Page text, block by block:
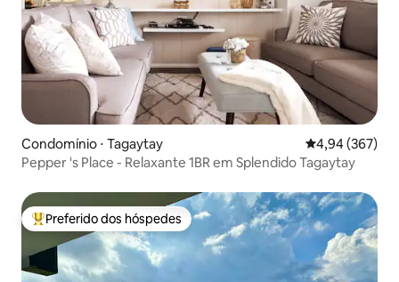
Condomínio ⋅ Tagaytay 4,94 de uma
4,94 (367)
Pepper 's Place - Relaxante 1BR em Splendido Tagaytay
Entre os melhores preferidos dos hóspedes
Preferido dos hóspedes